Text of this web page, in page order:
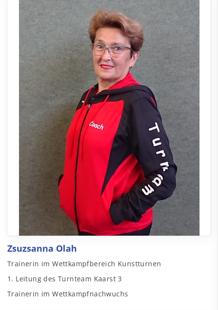
Zsuzsanna Olah
Trainerin im Wettkampfbereich Kunstturnen
1. Leitung des Turnteam Kaarst 3
Trainerin im Wettkampfnachwuchs